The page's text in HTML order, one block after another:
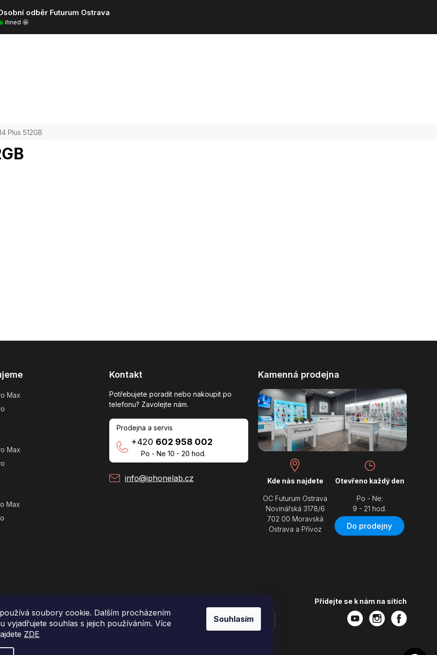
soubory cookie. Dalším procházením
vyjadřujete souhlas s jejich používáním. Více
ZDE
Souhlasím
odběr Futurum Ostrava
ihned 🤩
Plus 512GB
Max
Max
Max
Kontakt
Potřebujete poradit nebo nakoupit po
telefonu? Zavolejte nám.
Prodejna a servis
+420 602 958 002
Po - Ne 10 - 20 hod.
info@iphonelab.cz
Kamenná prodejna
Kde nás najdete
OC Futurum Ostrava
Novinářská 3178/6
702 00 Moravská
Ostrava a Přívoz
Otevřeno každý den
Po - Ne:
9 - 21 hod.
Do prodejny
Přidejte se k nám na sítích